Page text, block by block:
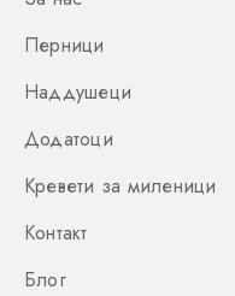
Перници
Наддушеци
Додатоци
Кревети за миленици
Контакт
Блог